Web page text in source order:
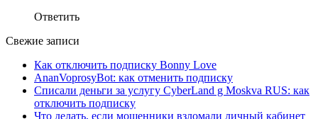
Ответить
Свежие записи
Как отключить подписку Bonny Love
AnanVoprosyBot: как отменить подписку
Списали деньги за услугу CyberLand g Moskva RUS: как
отключить подписку
Что делать, если мошенники взломали личный кабинет